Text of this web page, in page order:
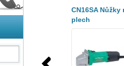
CN16SA Nůžky
plech